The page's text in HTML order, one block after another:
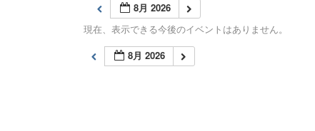
8月 2026
現在、表示できる今後のイベントはありません。
8月 2026